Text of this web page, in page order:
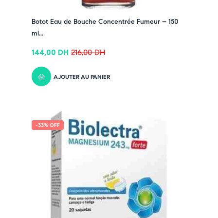
✔ Pour découvrir nos offres et promotions du
moment,
Botot Eau de Bouche Concentrée Fumeur – 150
ml...
216,00DH
144,00 DH
AJOUTER AU PANIER
-33% OFF